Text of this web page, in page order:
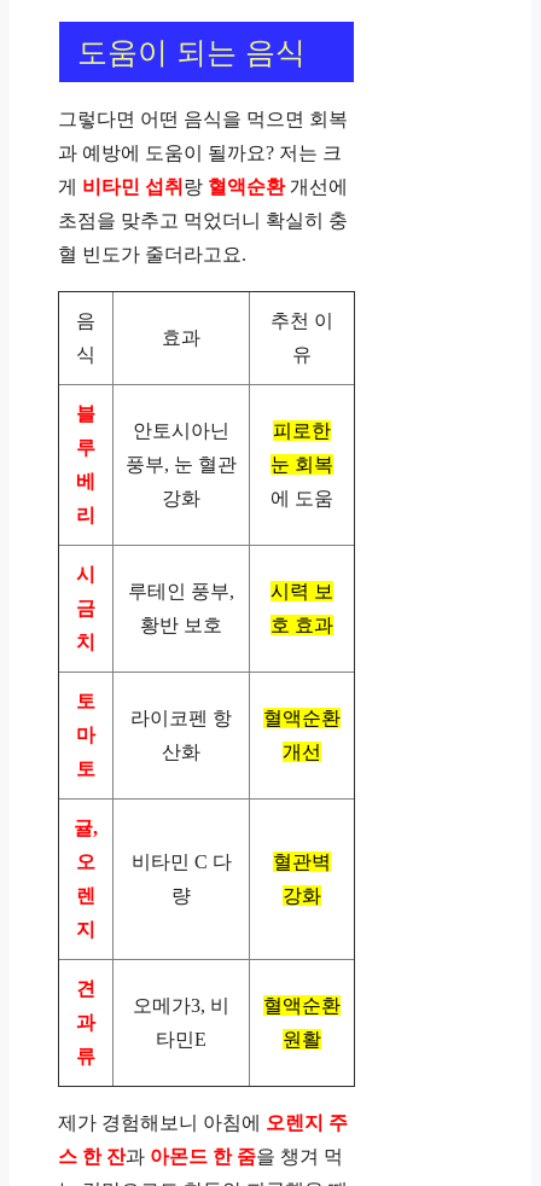
도움이 되는 음식
그렇다면 어떤 음식을 먹으면 회복
과 예방에 도움이 될까요? 저는 크
게 비타민 섭취 랑 혈액순환개선에
초점을 맞추고 먹었더니 확실히 충
혈 빈도가 줄더라고요.
음
식
효과
추천 이
유
블
루
베
리
안토시아닌
풍부, 눈 혈관
강화
피로한
눈 회복
에 도움
시
금
치
루테인 풍부,
황반 보호
시력 보
호 효과
토
마
토
라이코펜 항
산화
혈액순환
개선
귤,
오
렌
지
비타민 C 다
량
혈관벽
강화
견
과
류
오메가3, 비
타민E
혈액순환
원활
제가 경험해보니 아침에 오렌지 주
스 한 잔과 아몬드 한 줌을 챙겨 먹